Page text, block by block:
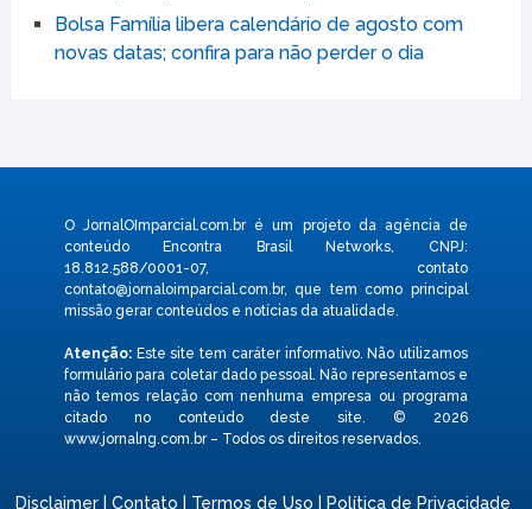
Bolsa Família libera calendário de agosto com
novas datas; confira para não perder o dia
O JornalOImparcial.com.br é um projeto da agência de
conteúdo Encontra Brasil Networks, CNPJ:
18.812.588/0001-07, contato
contato@jornaloimparcial.com.br, que tem como principal
missão gerar conteúdos e notícias da atualidade.
Atenção:Este site tem caráter informativo. Não utilizamos
formulário para coletar dado pessoal. Não representamos e
não temos relação com nenhuma empresa ou programa
citado no conteúdo deste site. © 2026
www.jornalng.com.br – Todos os direitos reservados.
Disclaimer |Contato Termos de Uso Política de Privacidade